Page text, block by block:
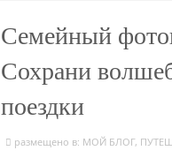
Семейный
Сохрани
поездки
размещено в: МОЙ БЛОГ,